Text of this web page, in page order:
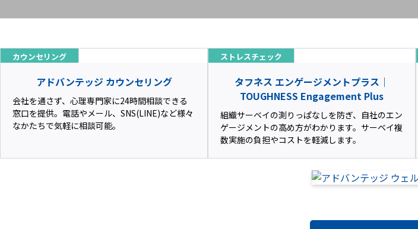
カウンセリング
アドバンテッジ カウンセリング
会社を通さず、心理専門家に24時間相談できる
窓口を提供。電話やメール、SNS(LINE)など様々
なかたちで気軽に相談可能。
ストレスチェック
タフネス エンゲージメントプラス｜
TOUGHNESS Engagement Plus
組織サーベイの測りっぱなしを防ぎ、自社のエン
ゲージメントの高め方がわかります。サーベイ複
数実施の負担やコストを軽減します。